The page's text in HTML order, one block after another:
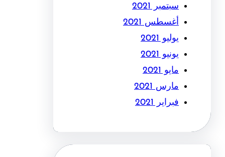
سبتمبر 2021
أغسطس 2021
يوليو 2021
يونيو 2021
مايو 2021
مارس 2021
فبراير 2021